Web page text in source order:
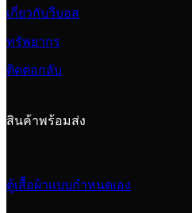
เกี่ยวกับวีบอส
ทรัพยากร
ติดต่อกลับ
สินค้าพร้อมส่ง
ตู้เสื้อผ้าแบบกำหนดเอง